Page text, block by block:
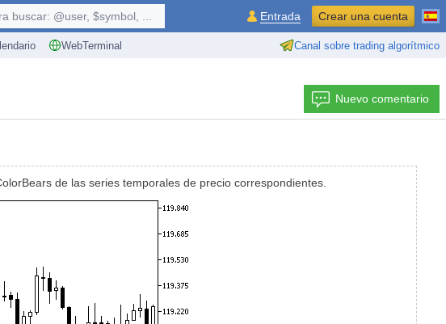
WebTerminal Canal sobre trading algorítmico
buscar: @user, $symbol, ... Entrada Crear una cuenta
Nuevo comentario
de las series temporales de precio correspondientes.